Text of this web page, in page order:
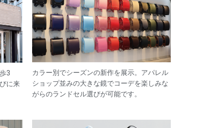
3
に来
カラー別でシーズンの新作を展示。アパレル
ショップ並みの大きな鏡でコーデを楽しみな
がらのランドセル選びが可能です。